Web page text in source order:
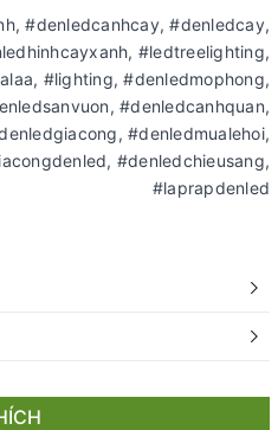
#denledcanhcay, #denledcay,
#ledtreelighting,
#lighting, #denledmophong,
#denledcanhquan,
#denledmualehoi,
#denledchieusang,
#laprapdenled